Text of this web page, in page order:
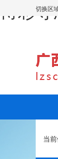
博彩切换区
当前